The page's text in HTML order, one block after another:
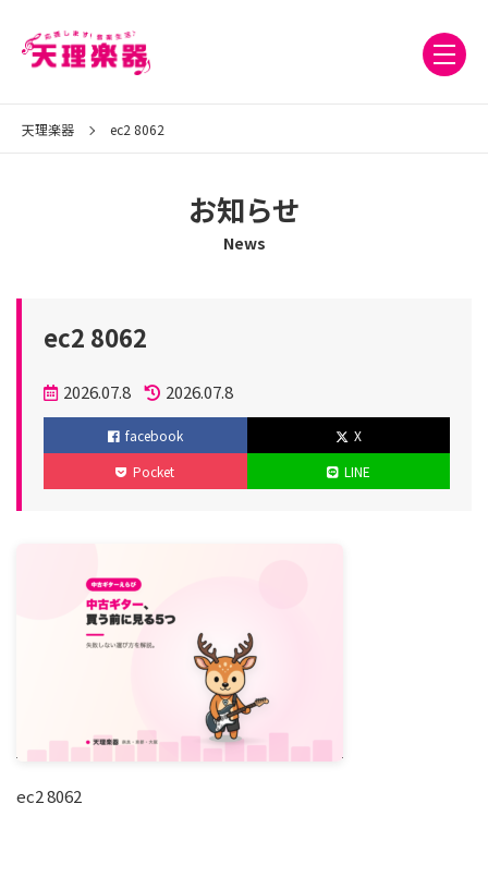
天理楽器 ec2 8062
お知らせ
News
ec2 8062
投
稿
日
2026.07.8
更
新
2026.07.8
facebook
X
Pocket
LINE
ec2 8062